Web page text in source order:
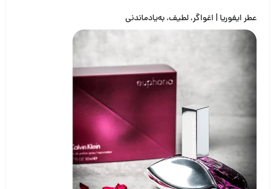
عطر ایفوریا | اغواگر، لطیف، به‌یادماندنی